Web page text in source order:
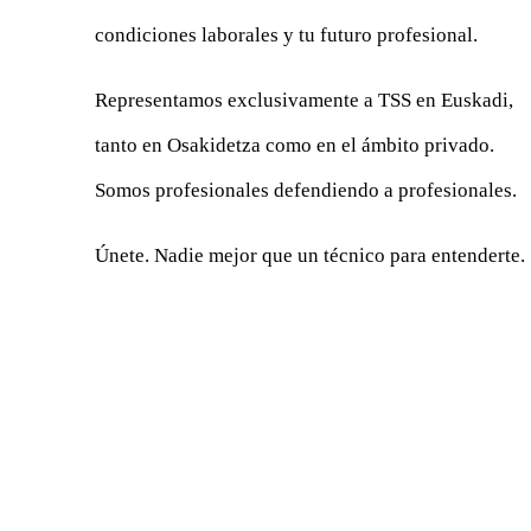
condiciones laborales y tu futuro profesional.
Representamos exclusivamente a TSS en Euskadi,
tanto en Osakidetza como en el ámbito privado.
Somos profesionales defendiendo a profesionales.
Únete. Nadie mejor que un técnico para entenderte.